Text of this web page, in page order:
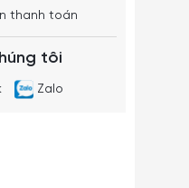
thanh toán
tôi
Zalo